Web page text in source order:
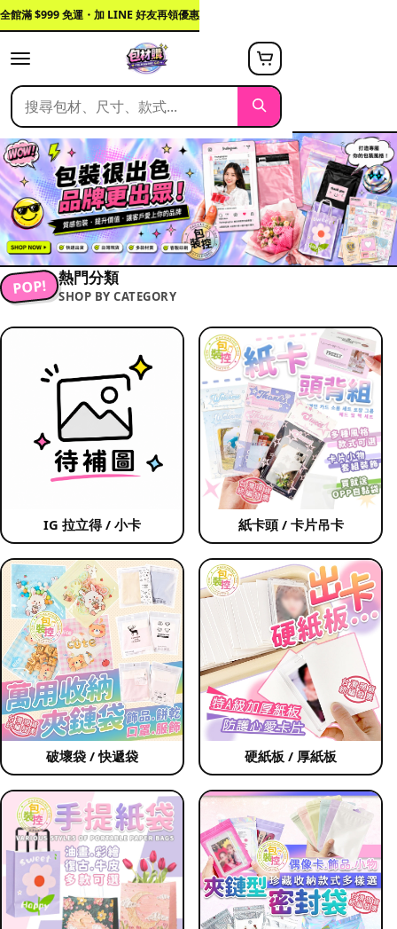
全館滿 $999 免運・加 LINE 好友再領優惠
POP! 熱門分類
SHOP BY CATEGORY
IG 拉立得 / 小卡 紙卡頭 / 卡片吊卡
破壞袋 / 快遞袋 硬紙板 / 厚紙板